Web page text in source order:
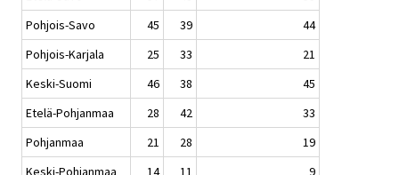
Pohjois-Savo
45 39
44
Pohjois-Karjala
25 33
21
Keski-Suomi
46 38
45
Etelä-Pohjanmaa
28 42
33
Pohjanmaa
21 28
19
Keski-Pohjanmaa
14 11
9